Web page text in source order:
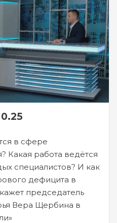
в сфере
Какая работа ведётся
специалистов? И как
дефицита в
председатель
Вера Щербина в